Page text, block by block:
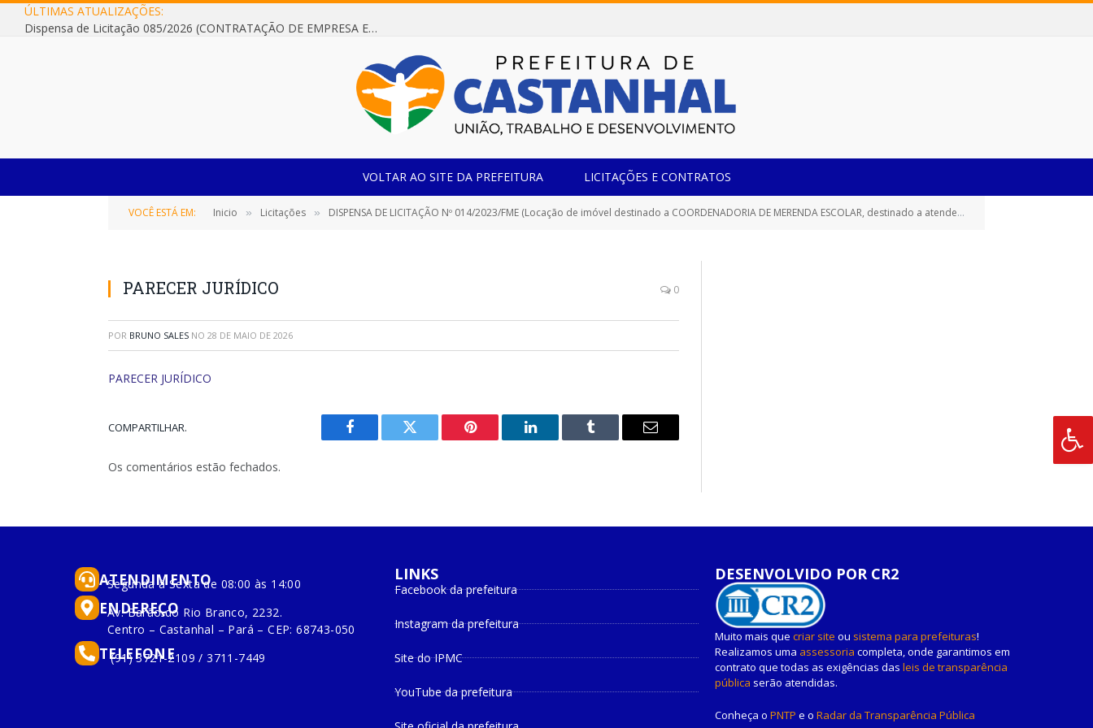
ÚLTIMAS ATUALIZAÇÕES:
Dispensa de Licitação 085/2026 (CONTRATAÇÃO DE EMPRESA ESPECIALIZADA NA FABRICAÇÃO DE MÓVEIS SOB MEDIDA COM ESTRUTURA METÁLICA EM METALON PARA ATENDIMENTO DAS NECESSIDADES DA SALA SIMOV DA EMEF MADRE MARIA VIGANÓ)
VOLTAR AO SITE DA PREFEITURA LICITAÇÕES E CONTRATOS
VOCÊ ESTÁ EM: Inicio » Licitações » DISPENSA DE LICITAÇÃO Nº 014/2023/FME (Locação de imóvel destinado a COORDENADORIA DE MERENDA ESCOLAR, destinado a atender as necessidades da Secretaria Municipal de Educação neste Município de Castanhal/PA)
PARECER JURÍDICO 0
POR BRUNO SALES NO 28 DE MAIO DE 2026
PARECER JURÍDICO
COMPARTILHAR.
Facebook Twitter Pinterest
O
Tumblr
E-
Os comentários estão fechados.
ATENDIMENTO
Segunda à Sexta de 08:00 às 14:00
ENDEREÇO
Av. Barão do Rio Branco, 2232.
Centro – Castanhal – Pará – CEP: 68743-050
TELEFONE
(91) 3721-2109 / 3711-7449
LINKS
Facebook da prefeitura
Instagram da prefeitura
Site do IPMC
YouTube da prefeitura
DESENVOLVIDO POR CR2
Muito mais que criar site ou sistema para prefeituras!
Realizamos uma assessoria completa, onde garantimos em
contrato que todas as exigências das leis de transparência
pública serão atendidas.
Conheça o PNTP e o Radar da Transparência Pública